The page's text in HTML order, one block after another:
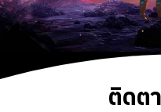
ติดต